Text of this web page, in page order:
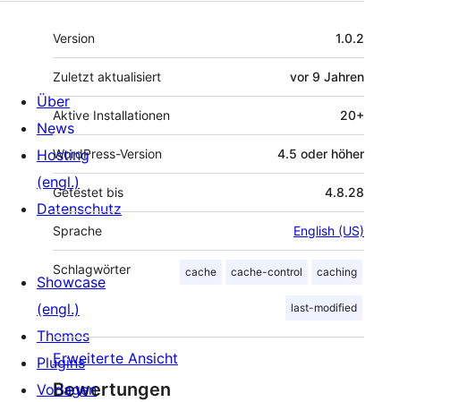
Meta
Version 1.0.2
Zuletzt aktualisiert vor 9 Jahren
Aktive Installationen 20+
WordPress-Version 4.5 oder höher
Getestet bis 4.8.28
Sprache English (US)
Schlagwörter cache cache-control caching
last-modified
Erweiterte Ansicht
Bewertungen
Über
News
Hosting
(engl.)
Datenschutz
Showcase
(engl.)
Themes
Plugins
Vorlagen